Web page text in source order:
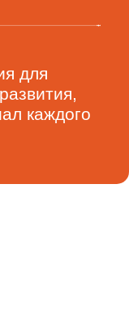
для
каждого